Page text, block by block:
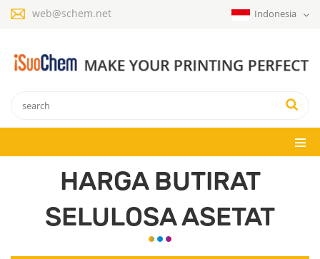
web@schem.net Indonesia
HARGA BUTIRAT
SELULOSA ASETAT